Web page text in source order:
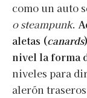
como un auto
o steampunk.
aletas (canards
nivel la forma
niveles para
alerón